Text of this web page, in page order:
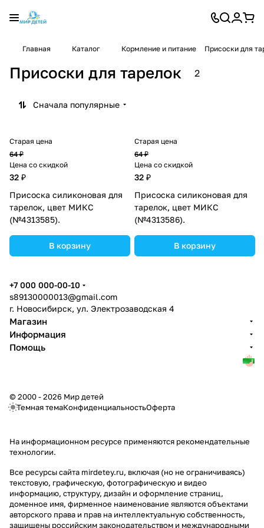
Главная Каталог Кормление и питание Присоски для
Присоски для тарелок 2
Сначала популярные
Старая цена
64 ₽
Цена со скидкой
32 ₽
Присоска силиконовая для
тарелок, цвет МИКС
(№4313585).
В корзину
Старая цена
64 ₽
Цена со скидкой
32 ₽
Присоска силиконовая для
тарелок, цвет МИКС
(№4313586).
В корзину
+7 000 000-00-10
s89130000013@gmail.com
г. Новосибирск, ул. Электрозаводская 4
Магазин
Информация
Помощь
© 2000 - 2026 Мир детей
Темная темаКонфиденциальностьОферта
На информационном ресурсе применяются рекомендательные
технологии.
Все ресурсы сайта mirdetey.ru, включая (но не ограничиваясь)
текстовую, графическую, фотографическую и видео
информацию, структуру, дизайн и оформление страниц,
доменное имя, фирменное наименование являются объектами
авторского права и прав на интеллектуальную собственность,
защищены российским законодательством и международными